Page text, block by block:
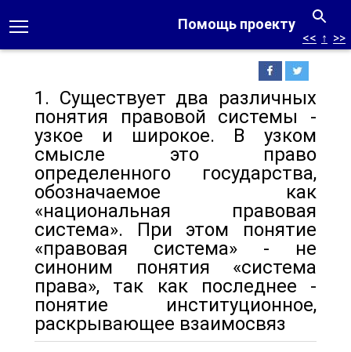
Помощь проекту
<< ↑ >>
1. Существует два различных
понятия правовой системы -
узкое и широкое. В уз­ком
смысле это право
определенного государства,
обозначаемое как
«национальная правовая
система». При этом понятие
«правовая система» - не
синоним понятия «сис­тема
права», так как последнее -
понятие институционное,
раскрывающее взаимосвяз